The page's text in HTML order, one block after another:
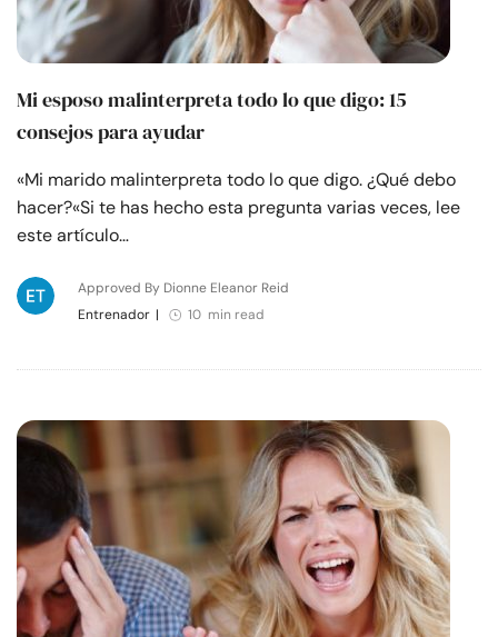
Mi esposo malinterpreta todo lo que digo: 15
consejos para ayudar
«Mi marido malinterpreta todo lo que digo. ¿Qué debo
hacer?«Si te has hecho esta pregunta varias veces, lee
este artículo…
Approved By Dionne Eleanor Reid
Entrenador | 10 min read